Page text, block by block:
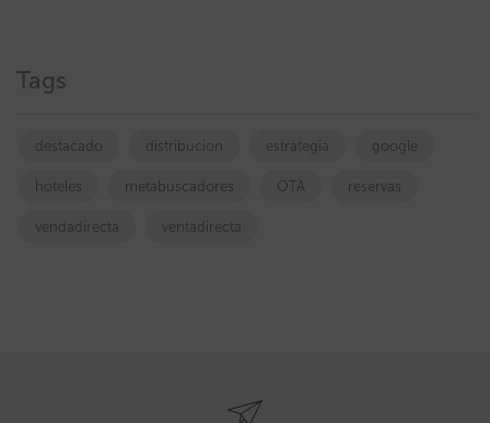
Tags
destacado distribucion estrategia google
hoteles metabuscadores OTA reservas
vendadirecta ventadirecta